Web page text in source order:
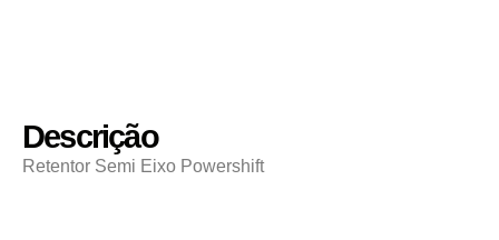
Descrição
Retentor Semi Eixo Powershift